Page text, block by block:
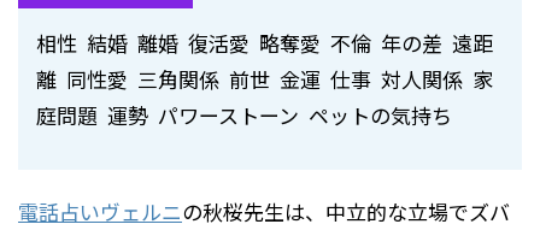
相性 結婚 離婚 復活愛 略奪愛 不倫 年の差 遠距
離 同性愛 三角関係 前世 金運 仕事 対人関係 家
庭問題 運勢 パワーストーン ペットの気持ち
電話占いヴェルニの秋桜先生は、中立的な立場でズバ